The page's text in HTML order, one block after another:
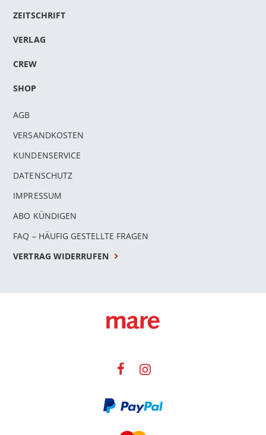
ZEITSCHRIFT
VERLAG
CREW
SHOP
AGB
VERSANDKOSTEN
KUNDENSERVICE
DATENSCHUTZ
IMPRESSUM
ABO KÜNDIGEN
FAQ – HÄUFIG GESTELLTE FRAGEN
VERTRAG WIDERRUFEN